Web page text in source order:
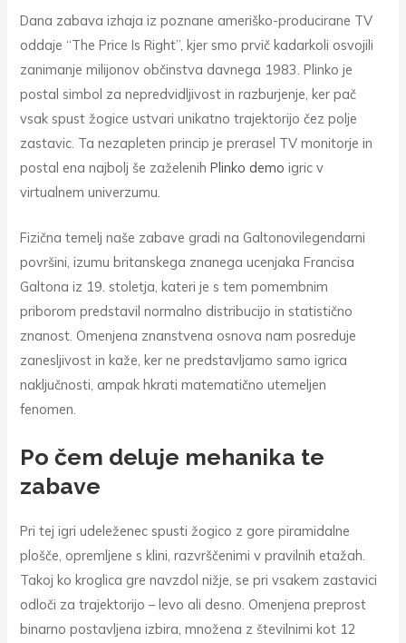
Dana zabava izhaja iz poznane ameriško-producirane TV
oddaje “The Price Is Right”, kjer smo prvič kadarkoli osvojili
zanimanje milijonov občinstva davnega 1983. Plinko je
postal simbol za nepredvidljivost in razburjenje, ker pač
vsak spust žogice ustvari unikatno trajektorijo čez polje
zastavic. Ta nezapleten princip je prerasel TV monitorje in
postal ena najbolj še zaželenihPlinko demo igric v
virtualnem univerzumu.
Fizična temelj naše zabave gradi na Galtonovilegendarni
površini, izumu britanskega znanega ucenjaka Francisa
Galtona iz 19. stoletja, kateri je s tem pomembnim
priborom predstavil normalno distribucijo in statistično
znanost. Omenjena znanstvena osnova nam posreduje
zanesljivost in kaže, ker ne predstavljamo samo igrica
naključnosti, ampak hkrati matematično utemeljen
fenomen.
Po čem deluje mehanika te
zabave
Pri tej igri udeleženec spusti žogico z gore piramidalne
plošče, opremljene s klini, razvrščenimi v pravilnih etažah.
Takoj ko kroglica gre navzdol nižje, se pri vsakem zastavici
odloči za trajektorijo – levo ali desno. Omenjena preprost
binarno postavljena izbira, množena z številnimi kot 12